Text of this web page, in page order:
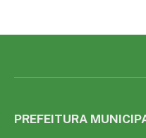
PREFEITURA